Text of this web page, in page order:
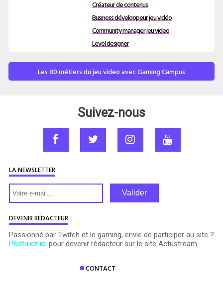
Créateur de contenus
Business développeur jeu vidéo
Community manager jeu video
Level designer
Les 80 métiers du jeu video avec Gaming Campus
CONTACT
Suivez-nous
LA NEWSLETTER
Valider
DEVENIR RÉDACTEUR
Passionné par Twitch et le gaming, envie de participer au site ?
Postulez ici pour devenir rédacteur sur le site Actustream